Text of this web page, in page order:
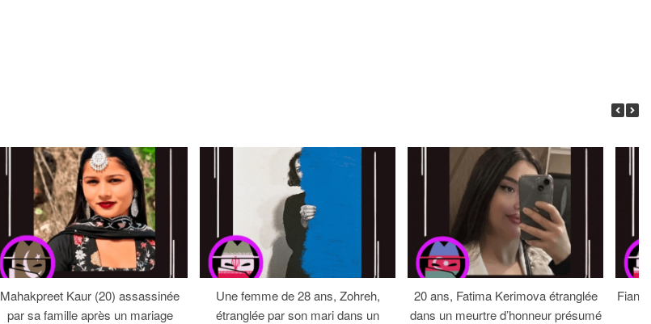
Mahakpreet Kaur (20) assassinée
par sa famille après un mariage
Une femme de 28 ans, Zohreh,
étranglée par son mari dans un
20 ans, Fatima Kerimova étranglée
dans un meurtre d’honneur présumé